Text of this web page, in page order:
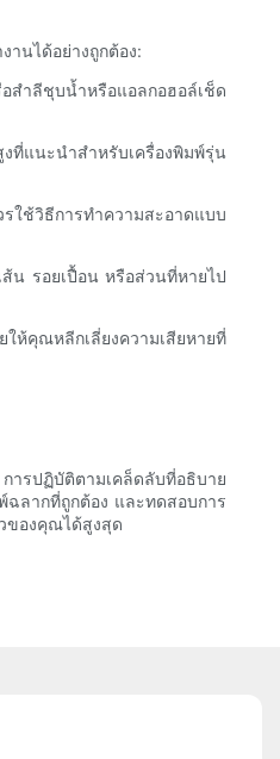
นได้อย่างถูกต้อง:
สำลีชุบน้ำหรือแอลกอฮอล์เช็ด
ที่แนะนำสำหรับเครื่องพิมพ์รุ่น
ใช้วิธีการทำความสะอาดแบบ
น รอยเปื้อน หรือส่วนที่หายไป
ห้คุณหลีกเลี่ยงความเสียหายที่
ารปฏิบัติตามเคล็ดลับที่อธิบาย
ฉลากที่ถูกต้อง และทดสอบการ
ของคุณได้สูงสุด